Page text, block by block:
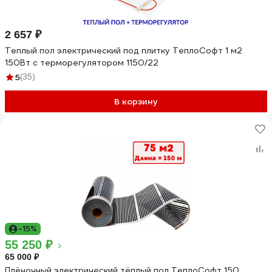
2 657 ₽
Теплый пол электрический под плитку ТеплоСофт 1 м2
150Вт с терморегулятором 1150/22
5(35)
В корзину
-15%
55 250 ₽
65 000 ₽